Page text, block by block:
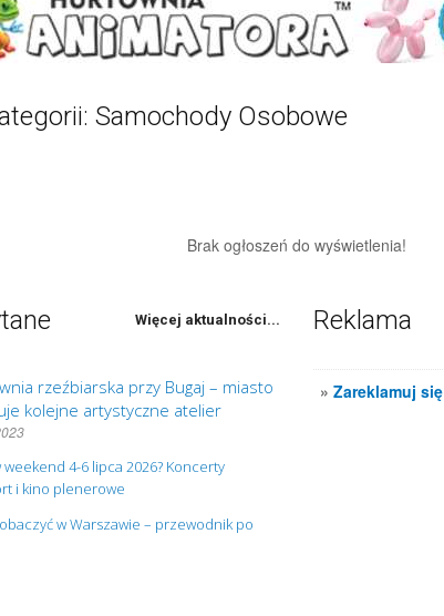
Samochody Osobowe
Brak ogłoszeń do wyświetlenia!
Więcej aktualności...
rzeźbiarska przy Bugaj – miasto
kolejne artystyczne atelier
4-6 lipca 2026? Koncerty
i kino plenerowe
w Warszawie – przewodnik po
Reklama
»Zareklamuj się